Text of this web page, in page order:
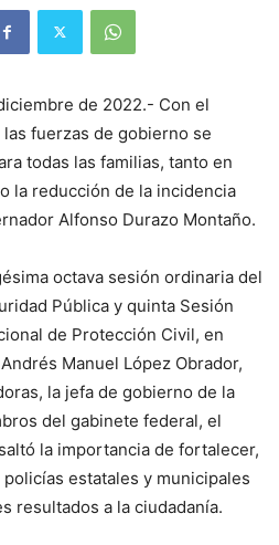
de 2022.- Con el
fuerzas de gobierno se
todas las familias, tanto en
la reducción de la incidencia
Alfonso Durazo Montaño.
octava sesión ordinaria del
Pública y quinta Sesión
de Protección Civil, en
Manuel López Obrador,
la jefa de gobierno de la
del gabinete federal, el
la importancia de fortalecer,
estatales y municipales
resultados a la ciudadanía.